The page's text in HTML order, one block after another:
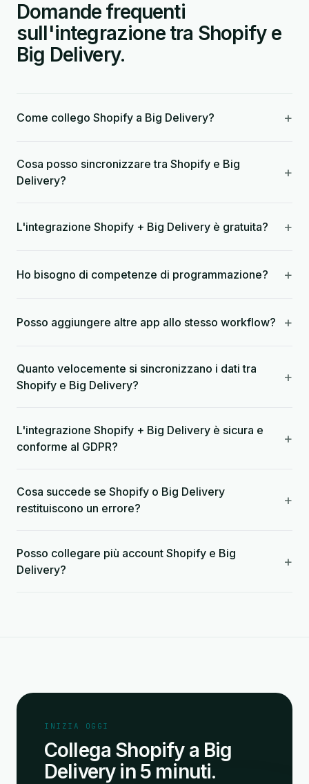
Domande frequenti
sull'integrazione tra Shopify e
Big Delivery.
Come collego Shopify a Big Delivery? +
Cosa posso sincronizzare tra Shopify e Big
Delivery?
+
L'integrazione Shopify + Big Delivery è gratuita? +
Ho bisogno di competenze di programmazione? +
Posso aggiungere altre app allo stesso workflow? +
Quanto velocemente si sincronizzano i dati tra
Shopify e Big Delivery?
+
L'integrazione Shopify + Big Delivery è sicura e
conforme al GDPR?
+
Cosa succede se Shopify o Big Delivery
restituiscono un errore?
+
Posso collegare più account Shopify e Big
Delivery?
+
INIZIA OGGI
Collega Shopify a Big
Delivery in 5 minuti.